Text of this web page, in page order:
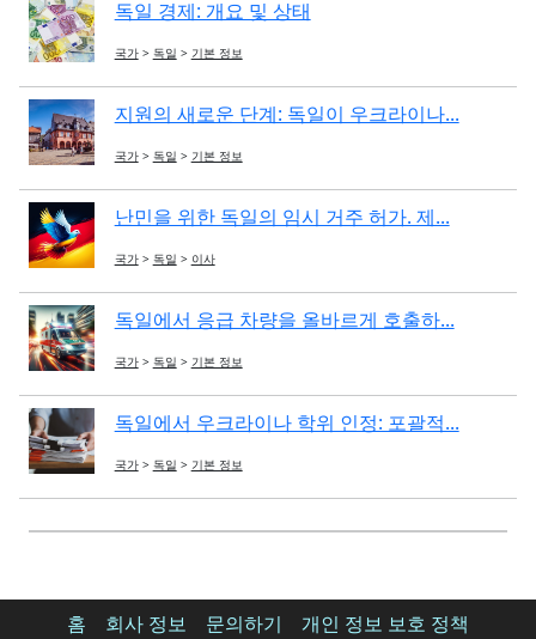
독일 경제: 개요 및 상태
국가 > 독일 > 기본 정보
지원의 새로운 단계: 독일이 우크라이나...
국가 > 독일 > 기본 정보
난민을 위한 독일의 임시 거주 허가. 제...
국가 > 독일 > 이사
독일에서 응급 차량을 올바르게 호출하...
국가 > 독일 > 기본 정보
독일에서 우크라이나 학위 인정: 포괄적...
국가 > 독일 > 기본 정보
홈 회사 정보 문의하기 개인 정보 보호 정책